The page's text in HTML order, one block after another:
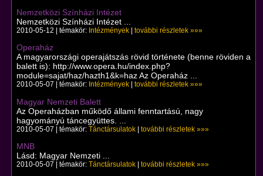
Nemzetközi Színházi Intézet
Nemzetközi Színházi Intézet ...
2010-05-12 | témakör: Intézmények| további részletek »»»
Operaház
A magyarországi operajátszás rövid története (benne röviden a
balett is): http://www.opera.hu/index.php?
module=sajat/haz/hazth1&k=haz Az Operaház ...
2010-05-07 | témakör: Intézmények| további részletek »»»
Magyar Nemzeti Balett
Az Operaházban működő állami fenntartású, nagy
hagyományú táncegyüttes. ...
2010-05-07 | témakör: Tánctársulatok| további részletek »»»
MNB
Lásd: Magyar Nemzeti ...
2010-05-07 | témakör: Tánctársulatok| további részletek »»»